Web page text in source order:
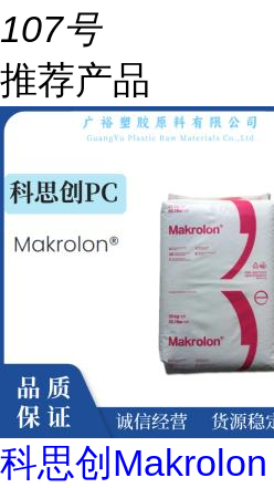
107号
推荐产品
科思创